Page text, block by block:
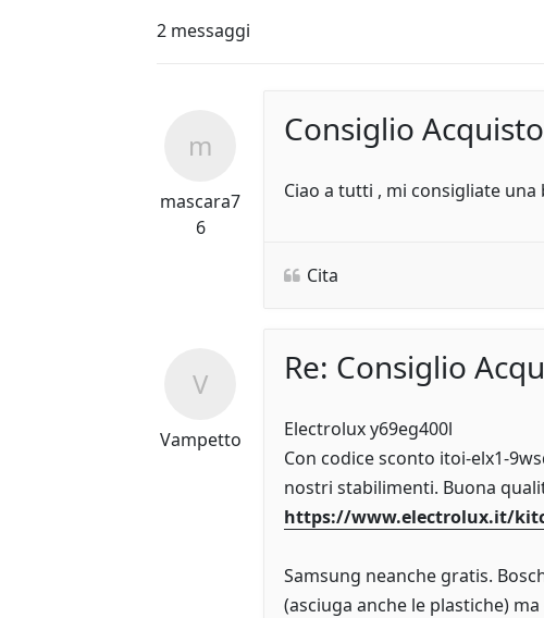
2 messaggi
mascara7
6
Consiglio
Ciao a tutti , mi consigliate una
Cita
Vampetto
Re: Consiglio
Electrolux y69eg400l
Con codice sconto itoi-elx1-
nostri stabilimenti. Buona
https://www.electrolux.it/
Samsung neanche gratis.
(asciuga anche le plastiche)